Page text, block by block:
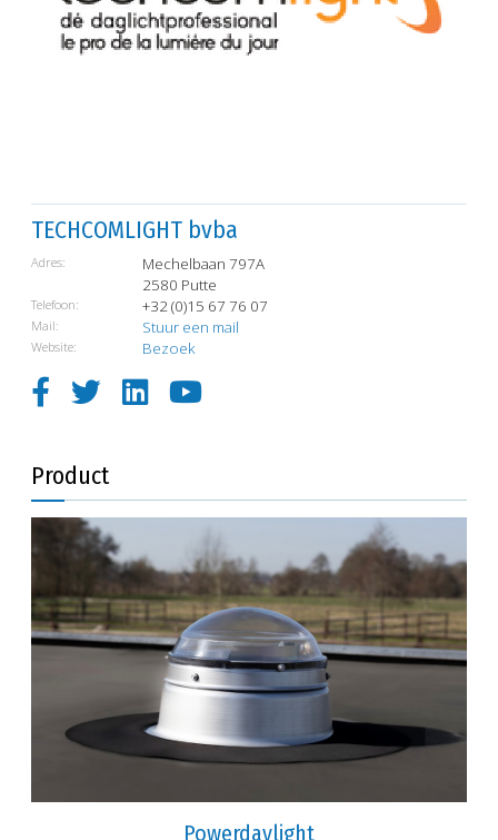
TECHCOMLIGHT bvba
Adres:
Mechelbaan 797A
2580 Putte
Telefoon: +32 (0)15 67 76 07
Mail: Stuur een mail
Website: Bezoek
Product
Powerdaylight